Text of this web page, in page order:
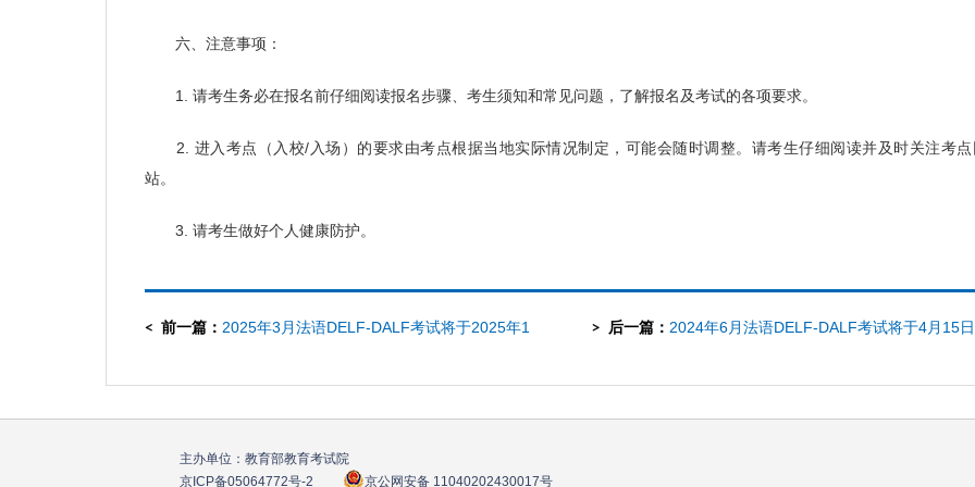
六、注意事项：
1. 请考生务必在报名前仔细阅读报名步骤、考生须知和常见问题，了解报名及考试的各项要求。
2. 进入考点（入校/入场）的要求由考点根据当地实际情况制定，可能会随时调整。请考生仔细阅读并及时关注考点
站。
3. 请考生做好个人健康防护。
后一篇： 2024年6月法语DELF-DALF考试将于4月15日
前一篇： 2025年3月法语DELF-DALF考试将于2025年1
主办单位：教育部教育考试院
京ICP备05064772号-2 京公网安备 11040202430017号